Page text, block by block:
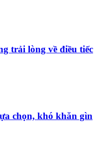
trải lòng về điều tiếc
chọn, khó khăn gìn